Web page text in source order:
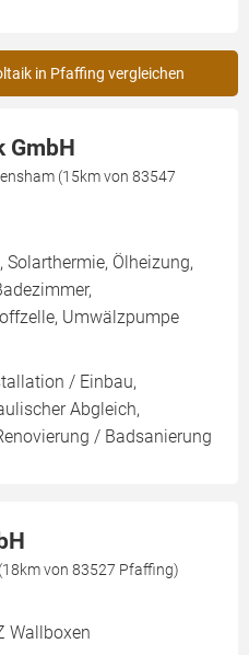
in Pfaffing vergleichen
GmbH
(15km von 83547
Ölheizung,
Umwälzpumpe
/ Einbau,
Abgleich,
/ Badsanierung
von 83527 Pfaffing)
Wallboxen